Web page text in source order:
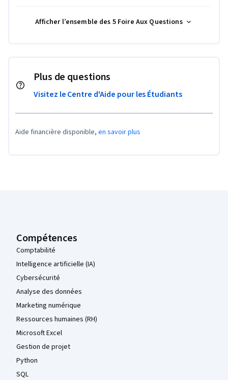
Afficher l’ensemble des 5 Foire Aux Questions
Plus de questions
Visitez le Centre d'Aide pour les Étudiants
Aide financière disponible, en savoir plus
Compétences
Comptabilité
Intelligence artificielle (IA)
Cybersécurité
Analyse des données
Marketing numérique
Ressources humaines (RH)
Microsoft Excel
Gestion de projet
Python
SQL